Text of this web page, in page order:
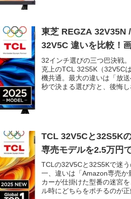
東芝 REGZA 32V35N
32V5C 違いを比較！
32インチ選びの三つ巴決戦
克上のTCL 32S5K（32V5C
機共通。最大の違いは「放
秒で決まる選び方と、後悔
TCL 32V5Cと32S5K
専売モデルを2.5万円
TCLの32V5Cと32S5Kで迷
一、違いは「Amazon専売
カーが仕掛けた型番の迷宮
ル時にどちらをポチるのが